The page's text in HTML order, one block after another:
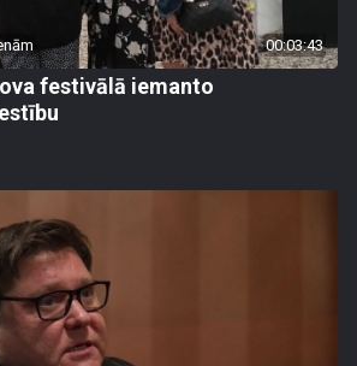
00:03:43
festivālā iemanto